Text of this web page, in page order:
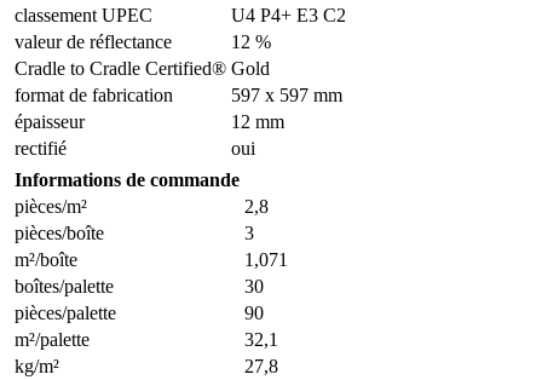
classement UPEC
U4 P4+ E3 C2
valeur de réflectance
12 %
Cradle to Cradle Certified® Gold
format de fabrication
597 x 597 mm
épaisseur
12 mm
rectifié
oui
Informations de commande
pièces/m²
2,8
pièces/boîte
3
m²/boîte
1,071
boîtes/palette
30
pièces/palette
90
m²/palette
32,1
kg/m²
27,8